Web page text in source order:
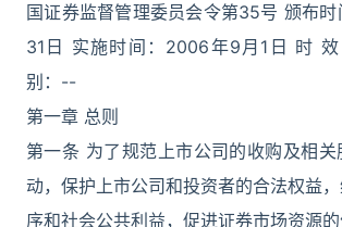
国证券监督管理委员会令第35号 颁布
31日 实施时间：2006年9月1日 时
别：--
第一章 总则
第一条 为了规范上市公司的收购及相
动，保护上市公司和投资者的合法权益
序和社会公共利益，促进证券市场资源